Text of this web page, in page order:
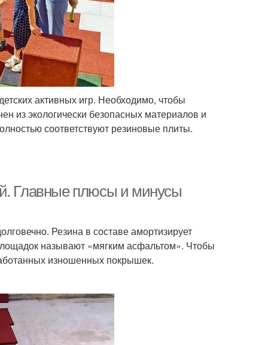
активных игр. Необходимо, чтобы
из экологически безопасных материалов и
соответствуют резиновые плиты.
Главные плюсы и минусы
Резина в составе амортизирует
называют «мягким асфальтом». Чтобы
изношенных покрышек.